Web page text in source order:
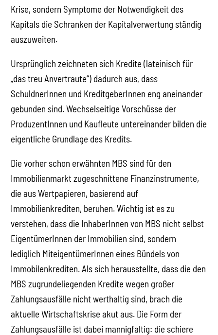
Krise, sondern Symptome der Notwendigkeit des
Kapitals die Schranken der Kapitalverwertung ständig
auszuweiten.
Ursprünglich zeichneten sich Kredite (lateinisch für
„das treu Anvertraute“) dadurch aus, dass
SchuldnerInnen und KreditgeberInnen eng aneinander
gebunden sind. Wechselseitige Vorschüsse der
ProduzentInnen und Kaufleute untereinander bilden die
eigentliche Grundlage des Kredits.
Die vorher schon erwähnten MBS sind für den
Immobilienmarkt zugeschnittene Finanzinstrumente,
die aus Wertpapieren, basierend auf
Immobilienkrediten, beruhen. Wichtig ist es zu
verstehen, dass die InhaberInnen von MBS nicht selbst
EigentümerInnen der Immobilien sind, sondern
lediglich MiteigentümerInnen eines Bündels von
Immobilenkrediten. Als sich herausstellte, dass die den
MBS zugrundeliegenden Kredite wegen großer
Zahlungsausfälle nicht werthaltig sind, brach die
aktuelle Wirtschaftskrise akut aus. Die Form der
Zahlungsausfälle ist dabei mannigfaltig: die schiere